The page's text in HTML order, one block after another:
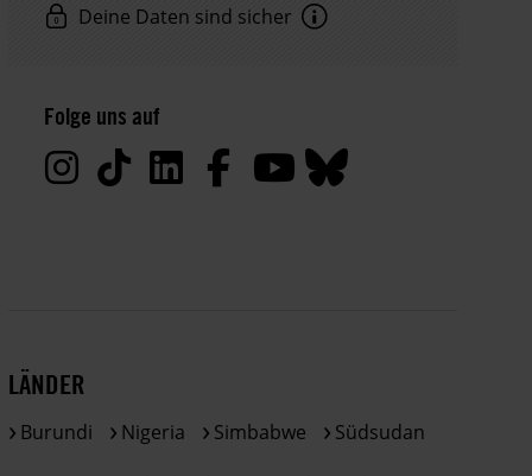
Deine Daten sind sicher
Daten
werden
der
gesetzlichen
Folge uns auf
LÄNDER
Burundi Nigeria Simbabwe
Südsudan